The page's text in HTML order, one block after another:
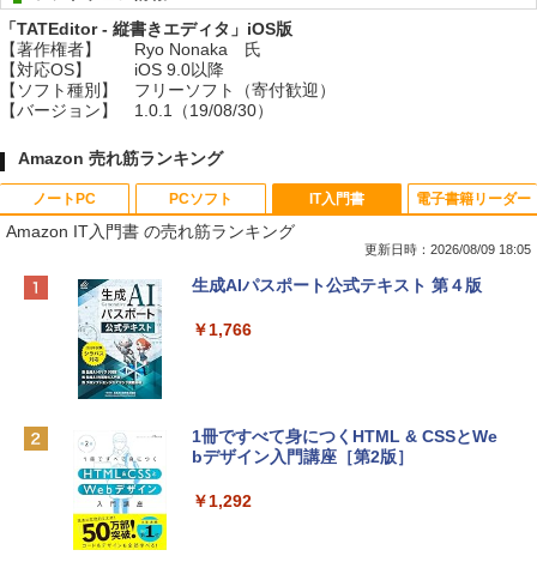
「TATEditor - 縦書きエディタ」iOS版
【著作権者】
Ryo Nonaka 氏
【対応OS】
iOS 9.0以降
【ソフト種別】
フリーソフト（寄付歓迎）
【バージョン】
1.0.1（19/08/30）
Amazon 売れ筋ランキング
ノートPC
Apple 2026 MacBook Neo A18 Proチッ
e Intelligenceのために設計、Liquid Ret
￥113,748
tomtoc 360°保護 15.6 16インチ パソコ
PCソフト
Robloxギフトカード - 800 Robux 【限
インゲームコード】 ロブロックス | オン
Robloxギフトカード - 1000 Robux 【限
インゲームコード】 ロブロックス |オン
IT入門書
Amazon IT入門書 の売れ筋ランキング
更新日時：2026/08/09 18:05
生成AIパスポート公式テキスト 第４版
￥1,766
1冊ですべて身につくHTML & CSSとWe
bデザイン入門講座［第2版］
￥1,292
電子書籍リーダー